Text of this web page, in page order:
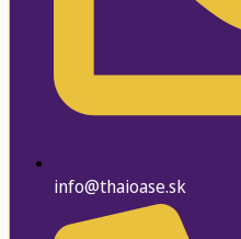
info@thaioase.sk